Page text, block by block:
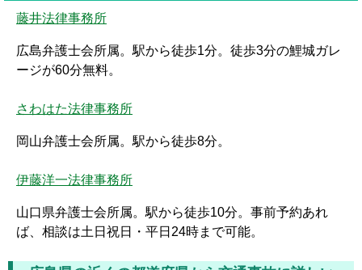
藤井法律事務所
広島弁護士会所属。駅から徒歩1分。徒歩3分の鯉城ガレ
ージが60分無料。
さわはた法律事務所
岡山弁護士会所属。駅から徒歩8分。
伊藤洋一法律事務所
山口県弁護士会所属。駅から徒歩10分。事前予約あれ
ば、相談は土日祝日・平日24時まで可能。